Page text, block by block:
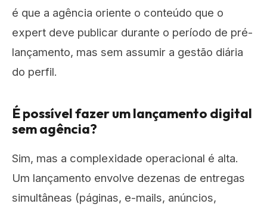
é que a agência oriente o conteúdo que o
expert deve publicar durante o período de pré-
lançamento, mas sem assumir a gestão diária
do perfil.
É possível fazer um lançamento digital
sem agência?
Sim, mas a complexidade operacional é alta.
Um lançamento envolve dezenas de entregas
simultâneas (páginas, e-mails, anúncios,